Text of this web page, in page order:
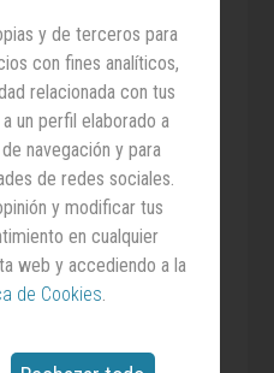
número de MAS,
y de terceros para
con fines analíticos,
relacionada con tus
un perfil elaborado a
navegación y para
de redes sociales.
y modificar tus
en cualquier
web y accediendo a la
de Cookies.